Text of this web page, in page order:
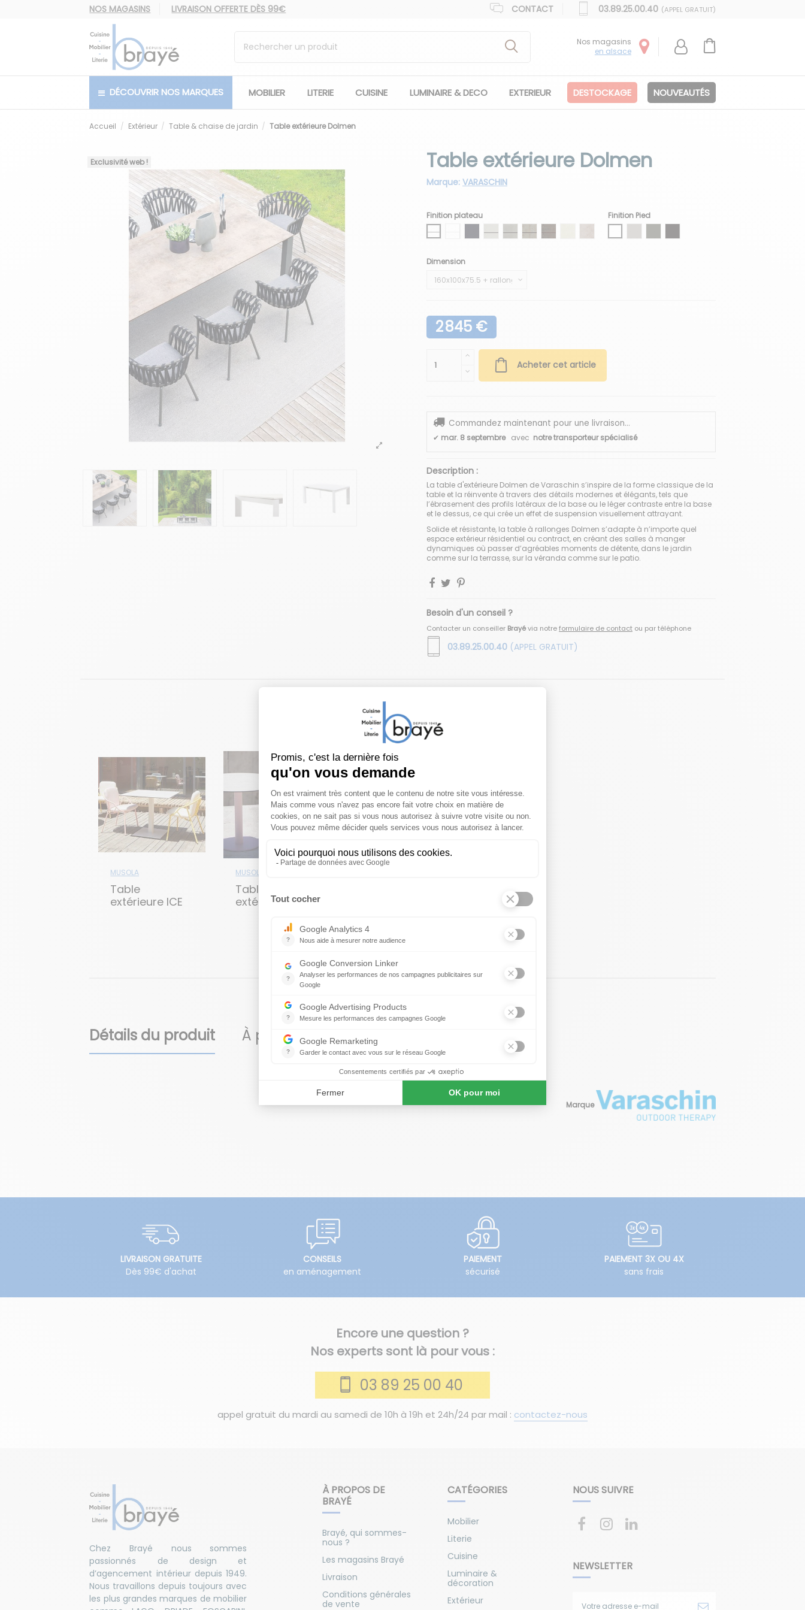
NOS MAGASINS LIVRAISON OFFERTE DÈS 99€ CONTACT 03.89.25.00.40 (APPEL GRATUIT)
Nos magasins
en alsace
DÉCOUVRIR NOS MARQUES MOBILIER LITERIE CUISINE LUMINAIRE & DECO EXTERIEUR DESTOCKAGE NOUVEAUTÉS
Accueil Extérieur Table & chaise de jardin Table extérieure Dolmen
Exclusivité web ! Table extérieure Dolmen
Marque: VARASCHIN
Finition plateau
HLP blanc bordure noir
HLP blanc bordure blanc
HLP anthracite bordure noir
HLP gris soie bordure noir
HLP ciment bordure marron
HLP bedonnia bordure marron
Finition Pied
Dimension
2 845 €
Acheter cet article
Commandez maintenant pour une livraison...
✔ mar. 8 septembre avec notre transporteur spécialisé
Description :
La table d'extérieure Dolmen de Varaschin s’inspire de la forme classique de la
table et la réinvente à travers des détails modernes et élégants, tels que
l’ébrasement des profils latéraux de la base ou le léger contraste entre la base
et le dessus, ce qui crée un effet de suspension visuellement attrayant.
Solide et résistante, la table à rallonges Dolmen s’adapte à n’importe quel
espace extérieur résidentiel ou contract, en créant des salles à manger
dynamiques où passer d’agréables moments de détente, dans le jardin
comme sur la terrasse, sur la véranda comme sur le patio.
Besoin d'un conseil ?
Contacter un conseiller Brayévia notreformulaire de contact ou par téléphone
03.89.25.00.40 (APPEL GRATUIT)
Vous aimerez aussi
MUSOLA
Table
extérieure ICE
MUSOLA
Table
extérieure
Exclusivité web !
Détails du produit À propos de VARASCHIN
Marque
Encore une question ?
Nos experts sont là pour vous :
03 89 25 00 40
appel gratuit du mardi au samedi de 10h à 19h et 24h/24 par mail : contactez-nous
LIVRAISON GRATUITE
Dès 99€ d'achat
CONSEILS
en aménagement
PAIEMENT
sécurisé
PAIEMENT 3X OU 4X
sans frais
À PROPOS DE
BRAYÉ
Brayé, qui sommes-
nous ?
Les magasins Brayé
Livraison
Conditions générales
de vente
CATÉGORIES
Mobilier
Literie
Cuisine
Luminaire &
décoration
Extérieur
Chez Brayé nous sommes
passionnés de design et
d’agencement intérieur depuis 1949.
Nous travaillons depuis toujours avec
les plus grandes marques de mobilier
NOUS SUIVRE
NEWSLETTER